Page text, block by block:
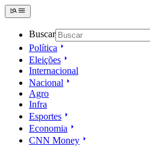
Buscar
Política
Eleições
Internacional
Nacional
Agro
Infra
Esportes
Economia
CNN Money